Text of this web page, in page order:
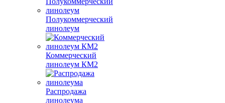
Полукоммерческий
линолеум
Коммерческий
линолеум КМ2
Распродажа
линолеума